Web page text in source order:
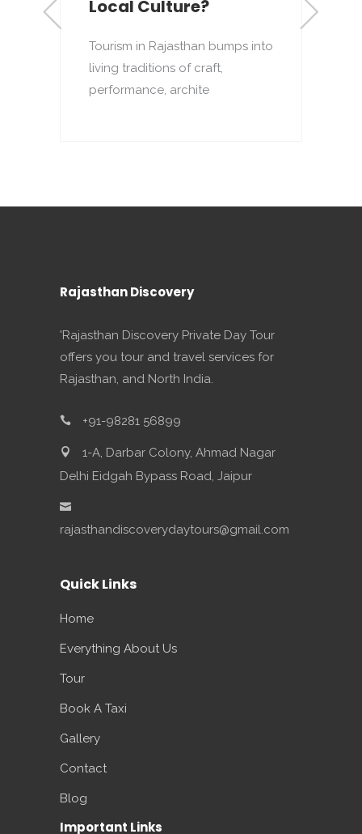
densest concentrations of
historic architecture,
Rajasthan Discovery
'Rajasthan Discovery Private Day Tour
offers you tour and travel services for
Rajasthan, and North India.
+91-98281 56899
1-A, Darbar Colony, Ahmad Nagar
Delhi Eidgah Bypass Road, Jaipur
rajasthandiscoverydaytours@gmail.com
Quick Links
Home
Everything About Us
Tour
Book A Taxi
Gallery
Contact
Blog
Important Links